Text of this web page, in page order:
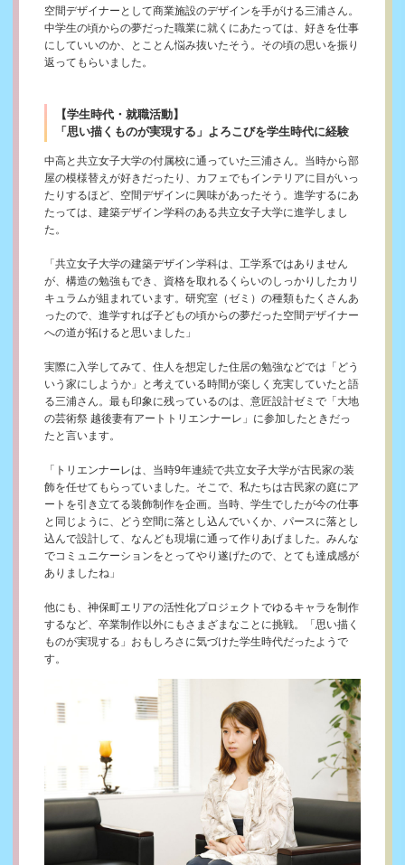
空間デザイナーとして商業施設のデザインを手がける三浦さん。
中学生の頃からの夢だった職業に就くにあたっては、好きを仕事
にしていいのか、とことん悩み抜いたそう。その頃の思いを振り
返ってもらいました。
【学生時代・就職活動】
「思い描くものが実現する」よろこびを学生時代に経験
中高と共立女子大学の付属校に通っていた三浦さん。当時から部
屋の模様替えが好きだったり、カフェでもインテリアに目がいっ
たりするほど、空間デザインに興味があったそう。進学するにあ
たっては、建築デザイン学科のある共立女子大学に進学しまし
た。
「共立女子大学の建築デザイン学科は、工学系ではありません
が、構造の勉強もでき、資格を取れるくらいのしっかりしたカリ
キュラムが組まれています。研究室（ゼミ）の種類もたくさんあ
ったので、進学すれば子どもの頃からの夢だった空間デザイナー
への道が拓けると思いました」
実際に入学してみて、住人を想定した住居の勉強などでは「どう
いう家にしようか」と考えている時間が楽しく充実していたと語
る三浦さん。最も印象に残っているのは、意匠設計ゼミで「大地
の芸術祭 越後妻有アートトリエンナーレ」に参加したときだっ
たと言います。
「トリエンナーレは、当時9年連続で共立女子大学が古民家の装
飾を任せてもらっていました。そこで、私たちは古民家の庭にア
ートを引き立てる装飾制作を企画。当時、学生でしたが今の仕事
と同じように、どう空間に落とし込んでいくか、パースに落とし
込んで設計して、なんども現場に通って作りあげました。みんな
でコミュニケーションをとってやり遂げたので、とても達成感が
ありましたね」
他にも、神保町エリアの活性化プロジェクトでゆるキャラを制作
するなど、卒業制作以外にもさまざまなことに挑戦。「思い描く
ものが実現する」おもしろさに気づけた学生時代だったようで
す。